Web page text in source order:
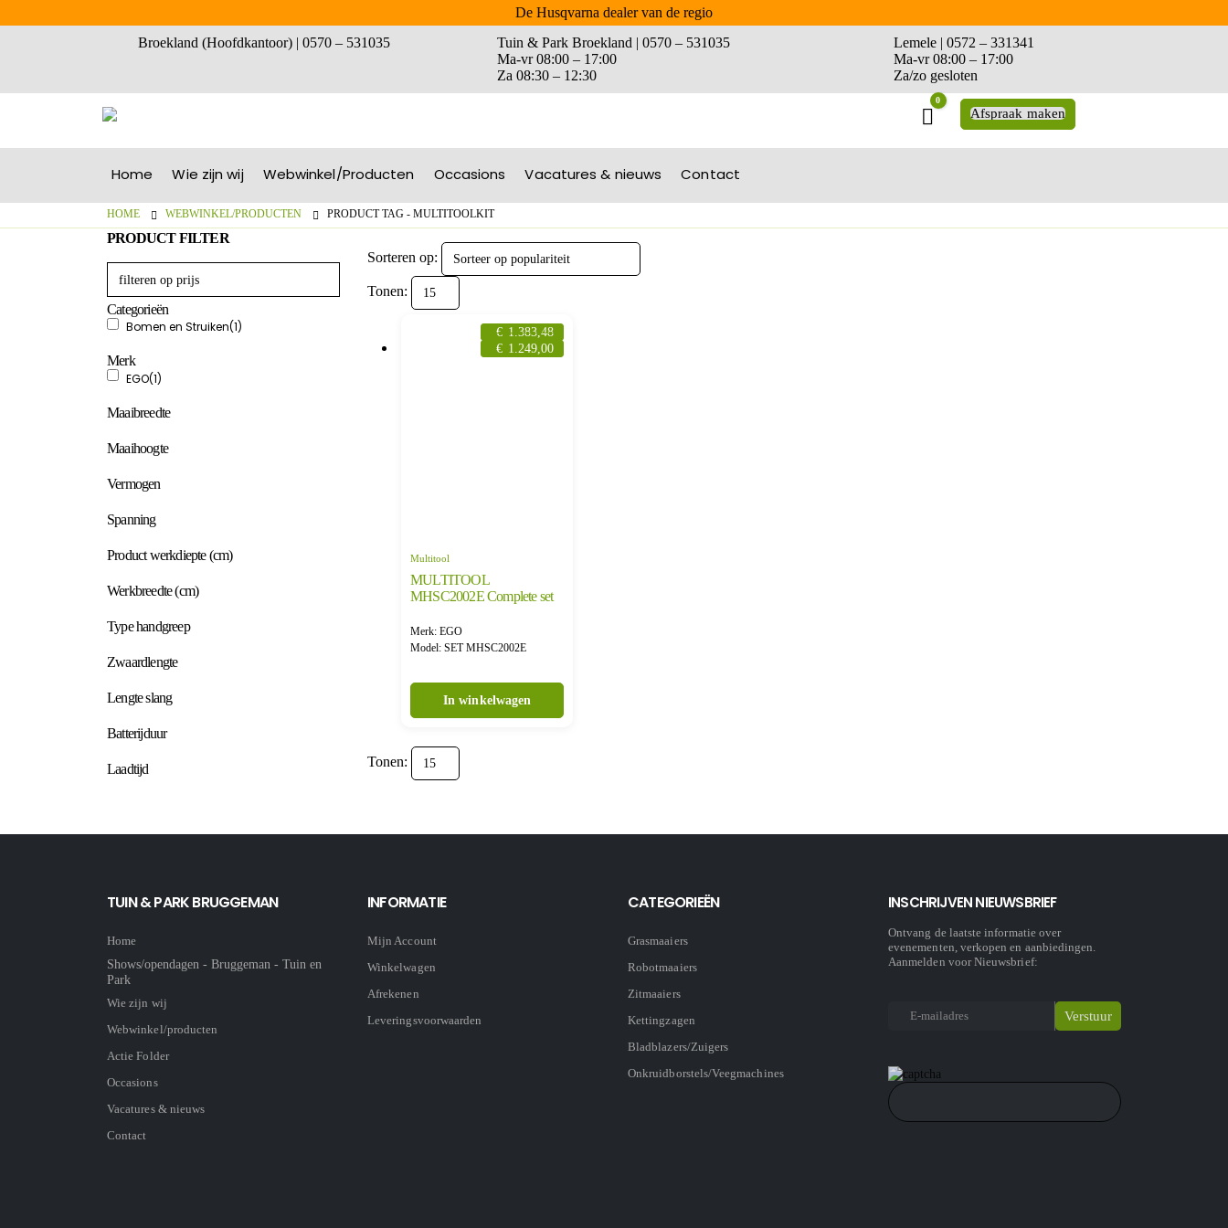
De Husqvarna dealer van de regio
Broekland (Hoofdkantoor) | 0570 – 531035
Tuin & Park Broekland | 0570 – 531035
Ma-vr 08:00 – 17:00
Za 08:30 – 12:30
Lemele | 0572 – 331341
Ma-vr 08:00 – 17:00
Za/zo gesloten
Winkelwagen
0
Afspraak maken
Home Wie zijn wij Webwinkel/Producten Occasions Vacatures & nieuws Contact
HOME WEBWINKEL/PRODUCTEN PRODUCT TAG - MULTITOOLKIT
Sorteren op:
Tonen:
€ 1.383,48
€ 1.249,00
Multitool
MULTITOOL
MHSC2002E Complete set
Merk: EGO
Model: SET MHSC2002E
In winkelwagen
Tonen:
PRODUCT FILTER
Categorieën
Bomen en Struiken(1)
Merk
EGO(1)
Maaibreedte
Maaihoogte
Vermogen
Spanning
Product werkdiepte (cm)
Werkbreedte (cm)
Type handgreep
Zwaardlengte
Lengte slang
Batterijduur
Laadtijd
TUIN & PARK BRUGGEMAN
Home
Shows/opendagen - Bruggeman - Tuin en
Park
Wie zijn wij
Webwinkel/producten
Actie Folder
Occasions
Vacatures & nieuws
Contact
INFORMATIE
Mijn Account
Winkelwagen
Afrekenen
Leveringsvoorwaarden
CATEGORIEËN
Grasmaaiers
Robotmaaiers
Zitmaaiers
Kettingzagen
Bladblazers/Zuigers
Onkruidborstels/Veegmachines
INSCHRIJVEN NIEUWSBRIEF
Ontvang de laatste informatie over
evenementen, verkopen en aanbiedingen.
Aanmelden voor Nieuwsbrief: